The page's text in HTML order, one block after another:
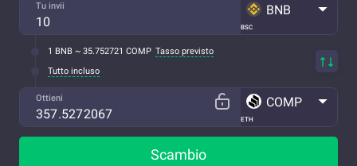
Tu invii
BSC
BNB
1 BNB ~ 35.752721 COMP Tasso previsto
Tutto incluso
Ottieni
ETH
COMP
Scambio